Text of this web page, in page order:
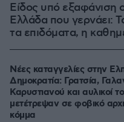
Είδος υπό εξαφάνιση
Ελλάδα που γερνάει:
τα επιδόματα, η
Νέες καταγγελίες στην
Δημοκρατία: Γρατσία,
Καρυστιανού και αυλικοί το
μετέτρεψαν σε φοβικό
κόμμα